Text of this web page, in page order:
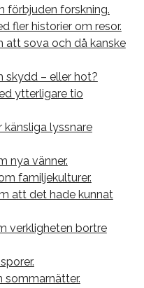
förbjuden forskning.
fler historier om resor.
att sova och då kanske
skydd – eller hot?
ytterligare tio
lyssnare
nya vänner.
familjekulturer.
att det hade kunnat
verkligheten bortre
sommarnätter.